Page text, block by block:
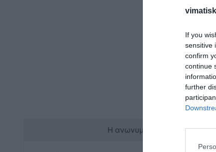
If you
sensitive
confirm
continue
further
Η ανωνυμία είναι το